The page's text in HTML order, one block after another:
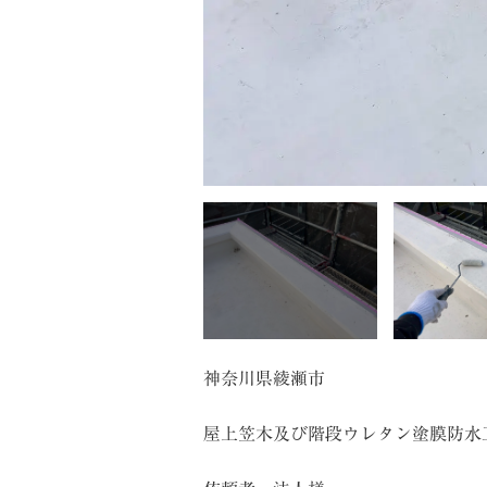
神奈川県綾瀬市
屋上笠木及び階段ウレタン塗膜防水